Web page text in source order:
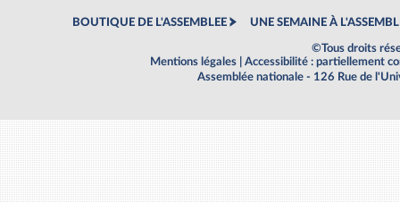
BOUTIQUE DE L'ASSEMBLEE UNE SEMAINE À
©Tous droits
Mentions légales
Accessibilité : partiellement
Assemblée nationale - 126 Rue de